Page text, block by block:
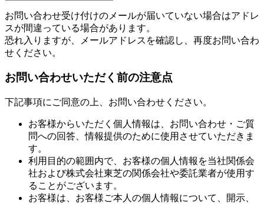
お問い合わせ受け付けのメールが届いていない場合はアドレ
スが間違っている場合があります。
恐れ入りますが、メールアドレスを確認し、再度お問い合わ
せください。
お問い合わせいただく前の注意点
下記事項にご同意の上、お問い合わせください。
お客様からいただく個人情報は、お問い合わせ・ご質
問への回答、情報提供のために使用させていただきま
す。
利用目的の範囲内で、お客様の個人情報を当社関係会
社および株式会社東芝の関係会社や委託業者が使用す
ることがございます。
お客様は、お客様ご本人の個人情報について、開示、